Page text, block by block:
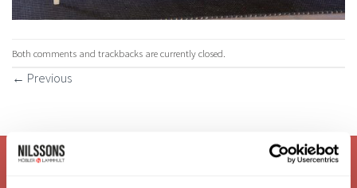
Both comments and trackbacks are currently closed.
← Previous